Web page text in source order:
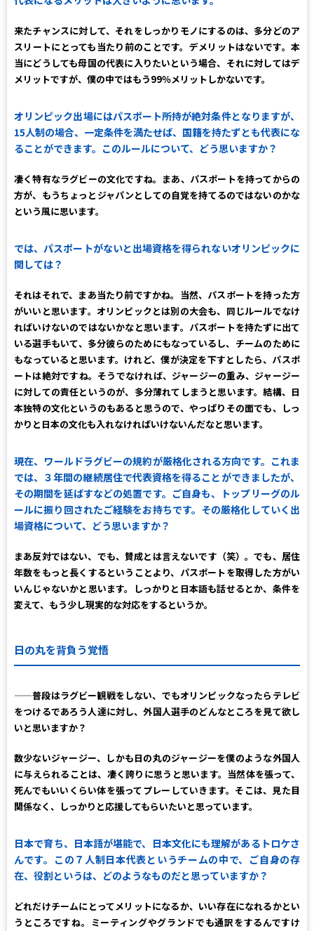
来たチャンスに対して、それをしっかりモノにするのは、多分どのア
スリートにとっても当たり前のことです。デメリットはないです。本
当にどうしても母国の代表に入りたいという場合、それに対してはデ
メリットですが、僕の中ではもう99％メリットしかないです。
オリンピック出場にはパスポート所持が絶対条件となりますが、
15人制の場合、一定条件を満たせば、国籍を持たずとも代表にな
ることができます。このルールについて、どう思いますか？
凄く特有なラグビーの文化ですね。まあ、パスポートを持ってからの
方が、もうちょっとジャパンとしての自覚を持てるのではないのかな
という風に思います。
では、パスポートがないと出場資格を得られないオリンピックに
関しては？
それはそれで、まあ当たり前ですかね。当然、パスポートを持った方
がいいと思います。オリンピックとは別の大会も、同じルールでなけ
ればいけないのではないかなと思います。パスポートを持たずに出て
いる選手もいて、多分彼らのためにもなっているし、チームのために
もなっていると思います。けれど、僕が決定を下すとしたら、パスポ
ートは絶対ですね。そうでなければ、ジャージーの重み、ジャージー
に対しての責任というのが、多分薄れてしまうと思います。結構、日
本独特の文化というのもあると思うので、やっぱりその面でも、しっ
かりと日本の文化も入れなければいけないんだなと思います。
現在、ワールドラグビーの規約が厳格化される方向です。これま
では、３年間の継続居住で代表資格を得ることができましたが、
その期間を延ばすなどの処置です。ご自身も、トップリーグのル
ールに振り回されたご経験をお持ちです。その厳格化していく出
場資格について、どう思いますか？
まあ反対ではない、でも、賛成とは言えないです（笑）。でも、居住
年数をもっと長くするということより、パスポートを取得した方がい
いんじゃないかと思います。しっかりと日本語も話せるとか、条件を
変えて、もう少し現実的な対応をするというか。
日の丸を背負う覚悟
――普段はラグビー観戦をしない、でもオリンピックなったらテレビ
をつけるであろう人達に対し、外国人選手のどんなところを見て欲し
いと思いますか？
数少ないジャージー、しかも日の丸のジャージーを僕のような外国人
に与えられることは、凄く誇りに思うと思います。当然体を張って、
死んでもいいくらい体を張ってプレーしていきます。そこは、見た目
関係なく、しっかりと応援してもらいたいと思っています。
日本で育ち、日本語が堪能で、日本文化にも理解があるトロケさ
んです。この７人制日本代表というチームの中で、ご自身の存
在、役割というは、どのようなものだと思っていますか？
どれだけチームにとってメリットになるか、いい存在になれるかとい
うところですね。ミーティングやグランドでも通訳をするんですけ